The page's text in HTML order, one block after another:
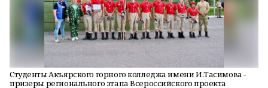
Студенты Акъярского горного колледжа имени И.Тасимова -
призеры регионального этапа Всероссийского проекта